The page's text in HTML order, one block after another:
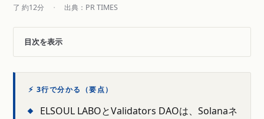
了 約12分
・ 出典：PR TIMES
目次を表示
⚡ 3行で分かる（要点）
ELSOUL LABOとValidators DAOは、Solanaネ